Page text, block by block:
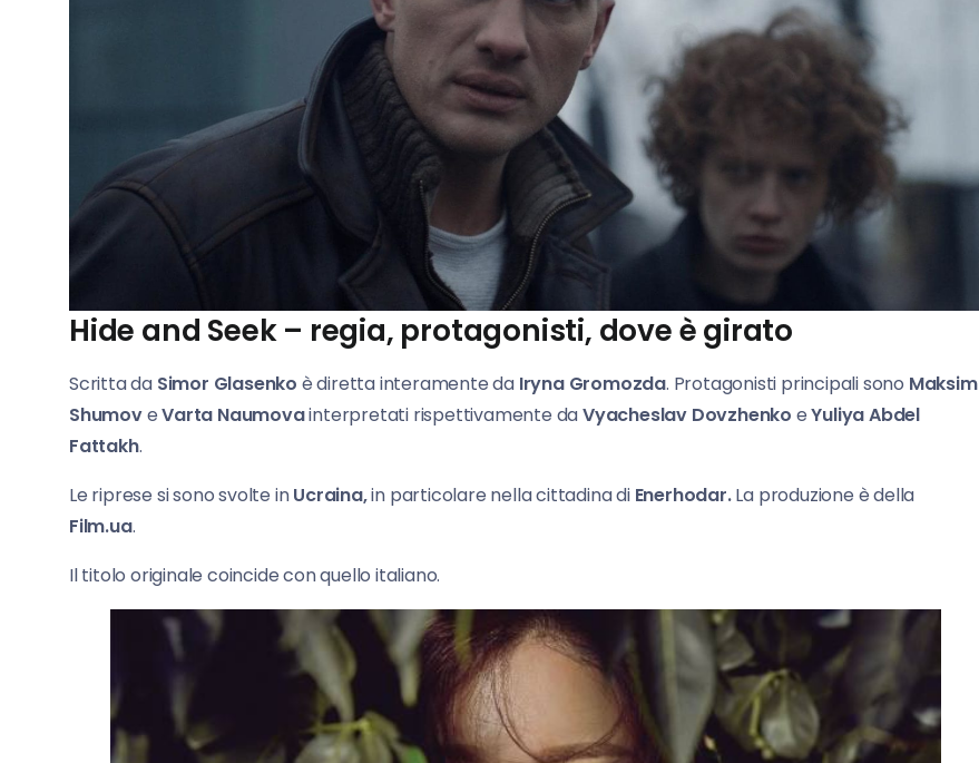
Hide and Seek – regia, protagonisti, dove è girato
Scritta da Simor Glasenko è diretta interamente da Iryna Gromozda. Protagonisti principali sono Maksim
ShumoveVarta Naumovainterpretati rispettivamente daVyacheslav Dovzhenko eYuliya Abdel
Fattakh.
Le riprese si sono svolte inUcraina,in particolare nella cittadina di Enerhodar.La produzione è della
Film.ua.
Il titolo originale coincide con quello italiano.